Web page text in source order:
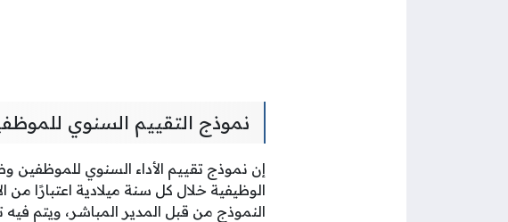
نموذج التقييم السنوي
إن نموذج تقييم الأداء السنوي للموظفين
الوظيفية خلال كل سنة ميلادية اعتبارًا
النموذج من قبل المدير المباشر، ويتم